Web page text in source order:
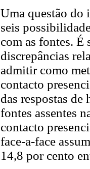
Uma questão do
seis
com as fontes. É
discrepâncias
admitir como
contacto
das respostas
fontes assentes
contacto
face-a-face
14,8 por cento